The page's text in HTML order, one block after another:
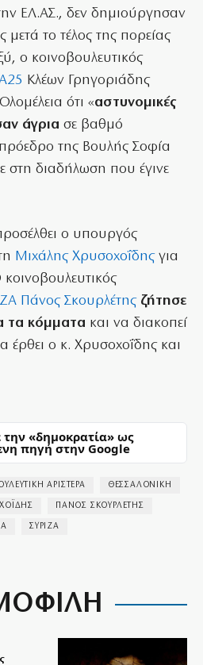
ΕΛ.ΑΣ., δεν δημιούργησαν
μετά το τέλος της πορείας
ο κοινοβουλευτικός
Κλέων Γρηγοριάδης
ότι «αστυνομικές
άγρια σε βαθμό
της Βουλής Σοφία
στη διαδήλωση που έγινε
ο υπουργός
Μιχάλης Χρυσοχοΐδηςγια
Πάνος Σκουρλέτης ζήτησε
τα κόμματα και να διακοπεί
έρθει ο κ. Χρυσοχοΐδης και
την «δημοκρατία» ως
πηγή στην Google
ΑΡΙΣΤΕΡΑ ΘΕΣΣΑΛΟΝΙΚΗ
ΠΑΝΟΣ ΣΚΟΥΡΛΕΤΗΣ
ΣΥΡΙΖΑ